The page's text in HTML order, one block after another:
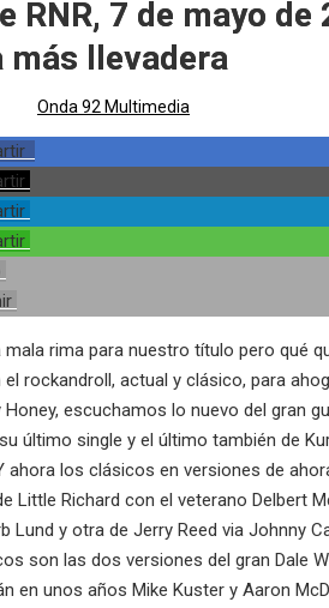
RNR, 7 de mayo
más llevadera
Onda 92 Multimedia
mala rima para nuestro título pero qué
rockandroll, actual y clásico, para
Honey, escuchamos lo nuevo del gran
último single y el último también de
ahora los clásicos en versiones de
Little Richard con el veterano Delbert
Lund y otra de Jerry Reed via Johnny
son las dos versiones del gran Dale
en unos años Mike Kuster y Aaron